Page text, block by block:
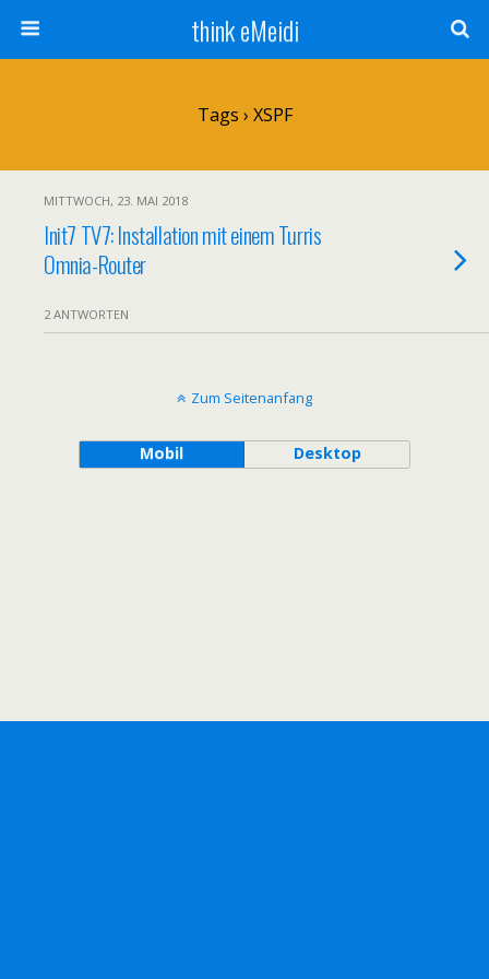
think eMeidi
Tags › XSPF
MITTWOCH, 23. MAI 2018
Init7 TV7: Installation mit einem Turris
Omnia-Router
2 ANTWORTEN
Zum Seitenanfang
Mobil Desktop